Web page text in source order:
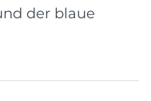
der blaue